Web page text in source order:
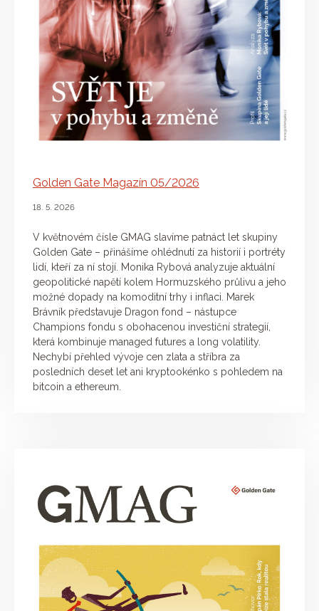
Golden Gate Magazín 05/2026
18. 5. 2026
V květnovém čísle GMAG slavíme patnáct let skupiny
Golden Gate – přinášíme ohlédnutí za historií i portréty
lidí, kteří za ní stojí. Monika Rybová analyzuje aktuální
geopolitické napětí kolem Hormuzského průlivu a jeho
možné dopady na komoditní trhy i inflaci. Marek
Brávník představuje Dragon fond – nástupce
Champions fondu s obohacenou investiční strategií,
která kombinuje managed futures a long volatility.
Nechybí přehled vývoje cen zlata a stříbra za
posledních deset let ani kryptookénko s pohledem na
bitcoin a ethereum.